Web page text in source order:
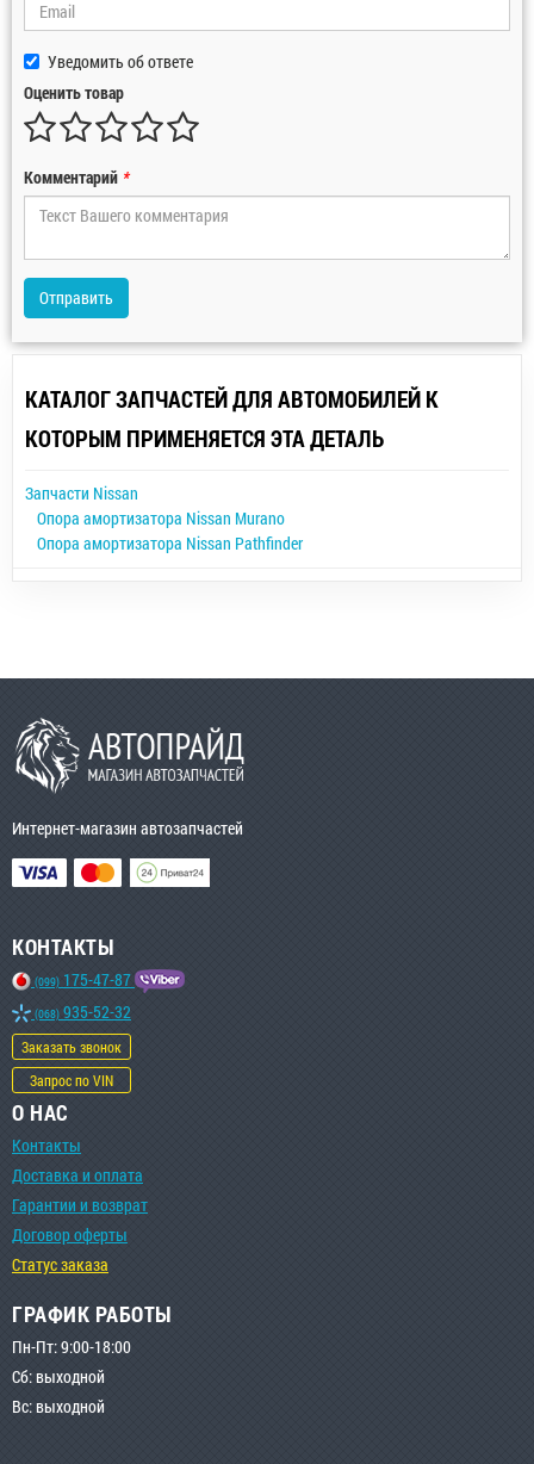
Уведомить об ответе
Оценить товар
Комментарий *
Отправить
КАТАЛОГ ЗАПЧАСТЕЙ ДЛЯ АВТОМОБИЛЕЙ К
КОТОРЫМ ПРИМЕНЯЕТСЯ ЭТА ДЕТАЛЬ
Запчасти Nissan
Опора амортизатора Nissan Murano
Опора амортизатора Nissan Pathfinder
Интернет-магазин автозапчастей
КОНТАКТЫ
(099) 175-47-87
(068) 935-52-32
Заказать звонок
Запрос по VIN
О НАС
Контакты
Доставка и оплата
Гарантии и возврат
Договор оферты
Статус заказа
ГРАФИК РАБОТЫ
Пн-Пт: 9:00-18:00
Сб: выходной
Вс: выходной